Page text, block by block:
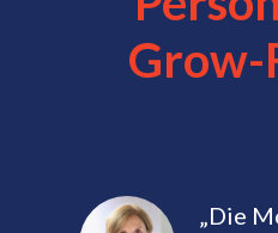
„Die